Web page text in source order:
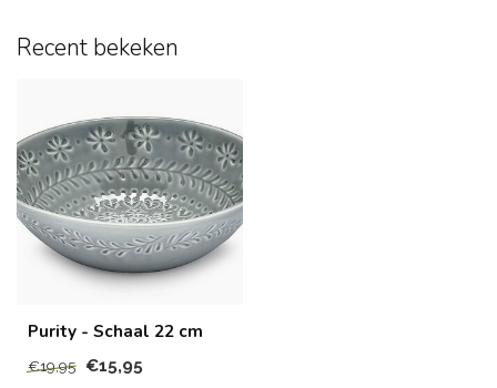
Recent bekeken
Purity - Schaal 22 cm
€19,95 €15,95